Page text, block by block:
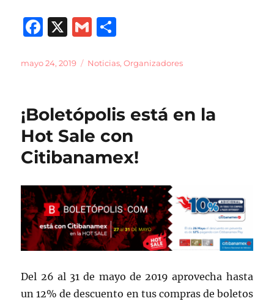
F
c
b
o
o
k
X
G
ai m
a
rt
ir
Publicado
mayo 24, 2019 Categorías
Noticias,Organizadores
¡Boletópolis está en la
Hot Sale con
Citibanamex!
Del 26 al 31 de mayo de 2019 aprovecha hasta
un 12% de descuento en tus compras de boletos